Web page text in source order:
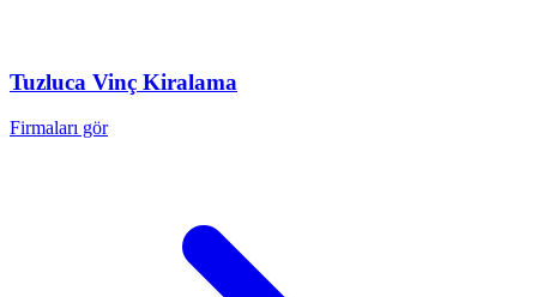
Tuzluca Vinç Kiralama
Firmaları gör